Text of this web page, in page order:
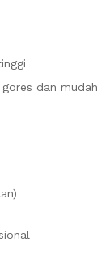
dan mudah